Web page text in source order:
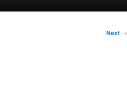
Next →